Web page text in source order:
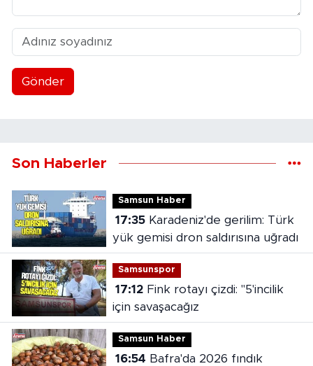
Gönder
Son Haberler
Samsun Haber
17:35Karadeniz'de gerilim: Türk
yük gemisi dron saldırısına uğradı
Samsunspor
17:12Fink rotayı çizdi: "5'incilik
için savaşacağız
Samsun Haber
16:54